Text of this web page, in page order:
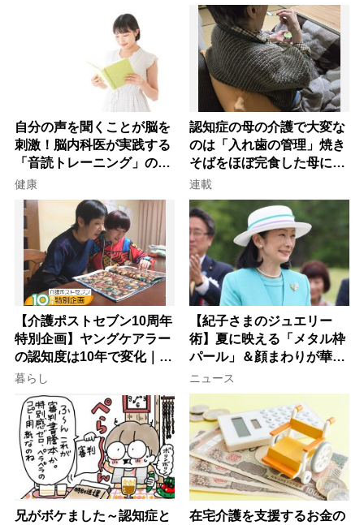
自分の声を聞くことが脳を
刺激！脳内科医が実践する
「音読トレーニング」の極
意
健康
認知症の母の介護で大変な
のは「入れ歯の管理」焼き
そばをほぼ完食した母に息
子が血の気が引いた理由
連載
【介護ポストセブン10周年
特別企画】ヤングケアラー
の認知度は10年で変化｜流
行語大賞にノミネート、法
律にも明記されたが果たし
て現在は？
暮らし
【紀子さまのジュエリー
術】夏に映える「メタル枠
パール」＆顔まわりが華や
ぐ「揺れる一粒」の使い分
け方
ニュース
兄がボケました～認知症と
在宅介護を支援するお金の